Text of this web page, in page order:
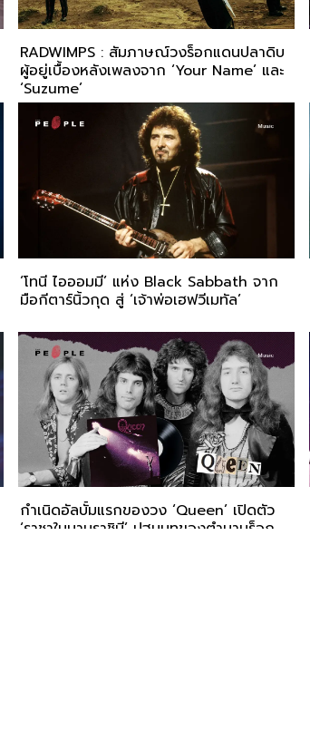
RADWIMPS : สัมภาษณ์วงร็อกแดนปลาดิบ
ผู้อยู่เบื้องหลังเพลงจาก ‘Your Name’ และ
‘Suzume’
‘โทนี ไอออมมี’ แห่ง Black Sabbath จาก
มือกีตาร์นิ้วกุด สู่ ‘เจ้าพ่อเฮฟวีเมทัล’
กำเนิดอัลบั้มแรกของวง ‘Queen’ เปิดตัว
‘ราชาในนามราชินี’ ปฐมบทของตำนานร็อก